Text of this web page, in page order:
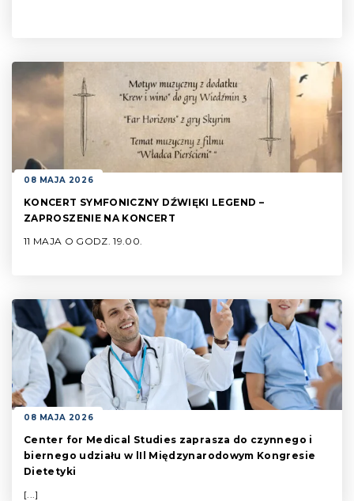
08 MAJA 2026
KONCERT SYMFONICZNY DŹWIĘKI LEGEND –
ZAPROSZENIE NA KONCERT
11 MAJA O GODZ. 19.00.
08 MAJA 2026
Center for Medical Studies zaprasza do czynnego i
biernego udziału w lIl Międzynarodowym Kongresie
Dietetyki
[...]